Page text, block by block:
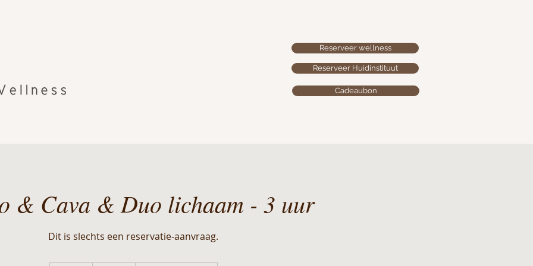
Reserveer wellness
Reserveer Huidinstituut
Cadeaubon
& Cava & Duo lichaam - 3 uur
Dit is slechts een reservatie-aanvraag.